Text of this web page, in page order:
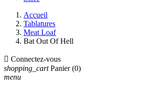
Accueil
Tablatures
Meat Loaf
Bat Out Of Hell
 Connectez-vous
shopping_cart Panier (0)
menu